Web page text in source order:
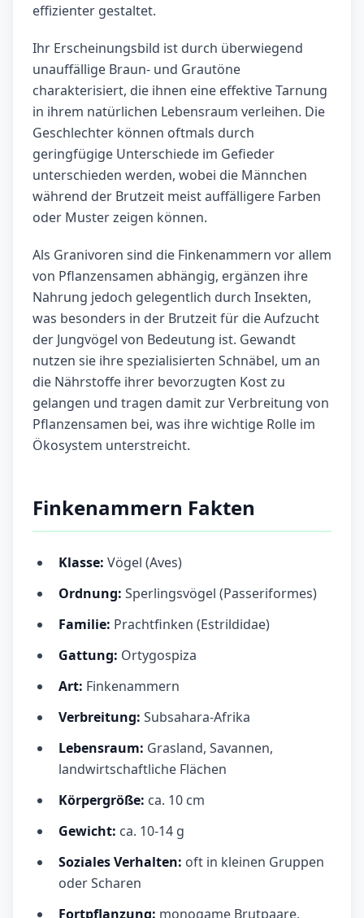
effizienter gestaltet.
Ihr Erscheinungsbild ist durch überwiegend
unauffällige Braun- und Grautöne
charakterisiert, die ihnen eine effektive Tarnung
in ihrem natürlichen Lebensraum verleihen. Die
Geschlechter können oftmals durch
geringfügige Unterschiede im Gefieder
unterschieden werden, wobei die Männchen
während der Brutzeit meist auffälligere Farben
oder Muster zeigen können.
Als Granivoren sind die Finkenammern vor allem
von Pflanzensamen abhängig, ergänzen ihre
Nahrung jedoch gelegentlich durch Insekten,
was besonders in der Brutzeit für die Aufzucht
der Jungvögel von Bedeutung ist. Gewandt
nutzen sie ihre spezialisierten Schnäbel, um an
die Nährstoffe ihrer bevorzugten Kost zu
gelangen und tragen damit zur Verbreitung von
Pflanzensamen bei, was ihre wichtige Rolle im
Ökosystem unterstreicht.
Finkenammern Fakten
Klasse: Vögel (Aves)
Ordnung: Sperlingsvögel (Passeriformes)
Familie: Prachtfinken (Estrildidae)
Gattung: Ortygospiza
Art: Finkenammern
Verbreitung: Subsahara-Afrika
Lebensraum: Grasland, Savannen,
landwirtschaftliche Flächen
Körpergröße: ca. 10 cm
Gewicht: ca. 10-14 g
Soziales Verhalten: oft in kleinen Gruppen
oder Scharen
Fortpflanzung: monogame Brutpaare,